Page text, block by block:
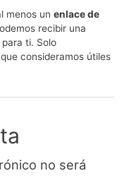
TelegramLinkedIn
menos un enlace de
recibir una
ti. Solo
consideramos útiles
no será